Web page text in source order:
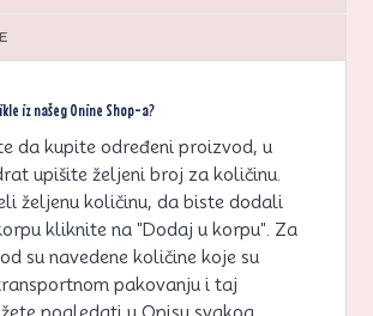
iz našeg Onine Shop-a?
da kupite određeni proizvod, u
upišite željeni broj za količinu.
željenu količinu, da biste dodali
kliknite na "Dodaj u korpu". Za
su navedene količine koje su
pakovanju i taj